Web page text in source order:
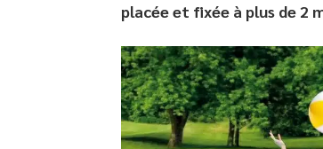
placée et fixée à plus de 2